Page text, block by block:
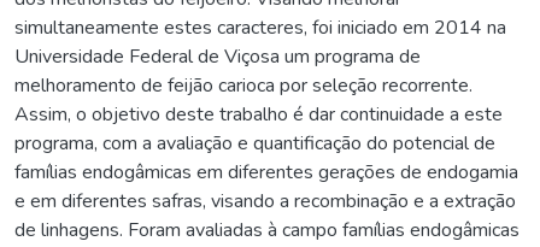
simultaneamente estes caracteres, foi iniciado em 2014 na
Universidade Federal de Viçosa um programa de
melhoramento de feijão carioca por seleção recorrente.
Assim, o objetivo deste trabalho é dar continuidade a este
programa, com a avaliação e quantificação do potencial de
famílias endogâmicas em diferentes gerações de endogamia
e em diferentes safras, visando a recombinação e a extração
de linhagens. Foram avaliadas à campo famílias endogâmicas